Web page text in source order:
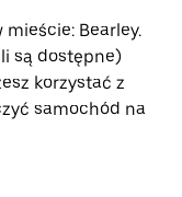
Bearley.
są dostępne)
korzystać z
samochód na